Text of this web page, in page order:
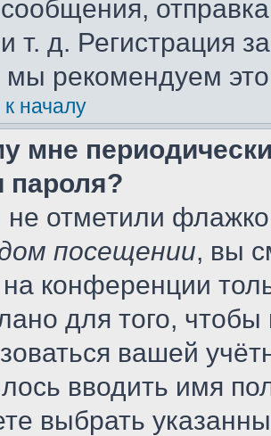
т. д. Регистрация
мы рекомендуем
началу
мне
пароля?
не отметили
посещении, вы
конференции
для того, чтобы
вашей
вводить имя
выбрать